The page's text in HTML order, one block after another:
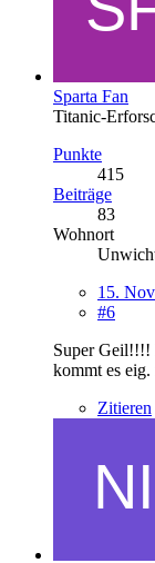
Sparta Fan
Titanic-
Punkte
415
Beiträge
83
Wohnort
15.
#6
Super Geil!!!!
kommt es eig.
Zitieren